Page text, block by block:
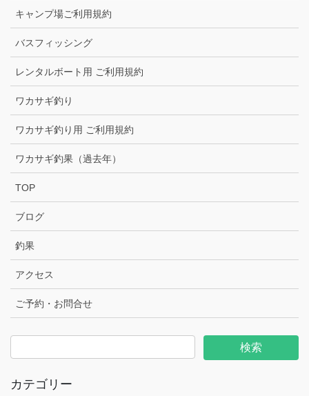
キャンプ場ご利用規約
バスフィッシング
レンタルボート用 ご利用規約
ワカサギ釣り
ワカサギ釣り用 ご利用規約
ワカサギ釣果（過去年）
TOP
ブログ
釣果
アクセス
ご予約・お問合せ
カテゴリー